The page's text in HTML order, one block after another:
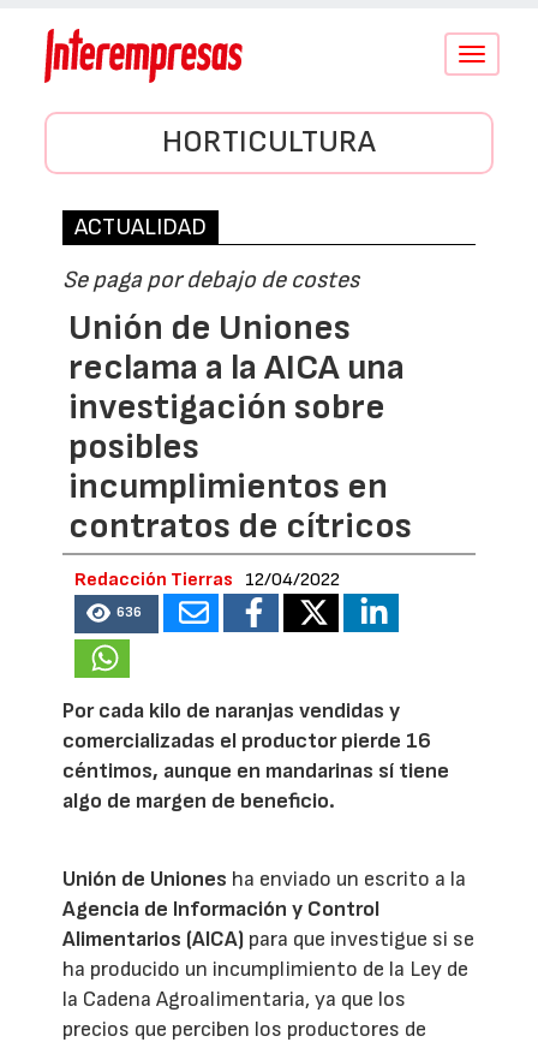
Conmutar
HORTICULTURA
ACTUALIDAD
Se paga por debajo de costes
Unión de Uniones
reclama a la AICA una
investigación sobre
posibles
incumplimientos en
contratos de cítricos
Redacción Tierras 12/04/2022
636
Por cada kilo de naranjas vendidas y
comercializadas el productor pierde 16
céntimos, aunque en mandarinas sí tiene
algo de margen de beneficio.
Unión de Uniones ha enviado un escrito a la
Agencia de Información y Control
Alimentarios (AICA) para que investigue si se
ha producido un incumplimiento de la Ley de
la Cadena Agroalimentaria, ya que los
precios que perciben los productores de